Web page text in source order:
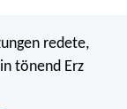
redete,
tönend Erz